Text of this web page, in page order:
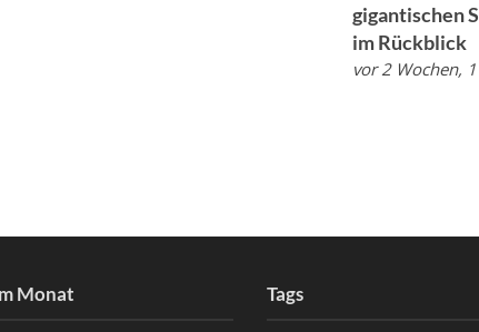
gigantischen
im Rückblick
vor 2 Wochen,
Monat Tags